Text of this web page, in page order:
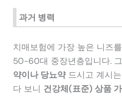
과거 병력
치매보험에 가장 높은 니즈
50-60대 중장년층입니다.
약이나 당뇨약드시고 계시
다 보니 건강체(표준) 상품